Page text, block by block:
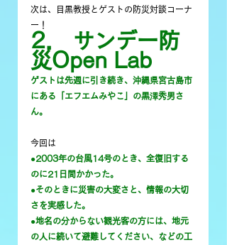
次は、目黒教授とゲストの防災対談コーナ
ー！
2． サンデー防
災Open Lab
ゲストは先週に引き続き、沖縄県宮古島市
にある「エフエムみやこ」の黒澤秀男さ
ん。
今回は
●2003年の台風14号のとき、全復旧する
のに21日間かかった。
●そのときに災害の大変さと、情報の大切
さを実感した。
●地名の分からない観光客の方には、地元
の人に続いて避難してください、などの工